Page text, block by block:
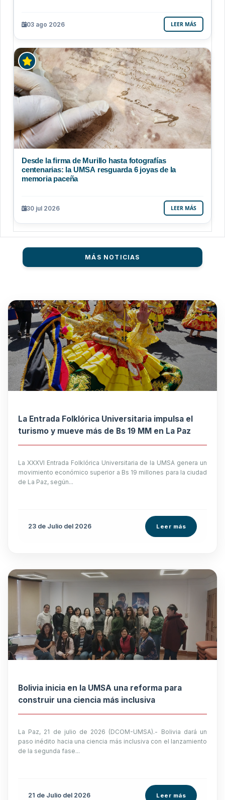
03 ago 2026 LEER MÁS
Desde la firma de Murillo hasta fotografías
centenarias: la UMSA resguarda 6 joyas de la
memoria paceña
30 jul 2026 LEER MÁS
MÁS NOTICIAS
La Entrada Folklórica Universitaria impulsa el
turismo y mueve más de Bs 19 MM en La Paz
La XXXVI Entrada Folklórica Universitaria de la UMSA genera un
movimiento económico superior a Bs 19 millones para la ciudad
de La Paz, según...
23 de Julio del 2026 Leer más
Bolivia inicia en la UMSA una reforma para
construir una ciencia más inclusiva
La Paz, 21 de julio de 2026 (DCOM-UMSA).- Bolivia dará un
paso inédito hacia una ciencia más inclusiva con el lanzamiento
de la segunda fase...
21 de Julio del 2026 Leer más